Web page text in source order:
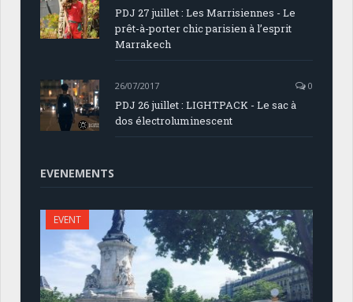
PDJ 27 juillet : Les Marrisiennes - Le
prêt-à-porter chic parisien à l’esprit
Marrakech
26/07/2017 0
PDJ 26 juillet : LIGHTPACK - Le sac à
dos électroluminescent
EVENEMENTS
EVENT